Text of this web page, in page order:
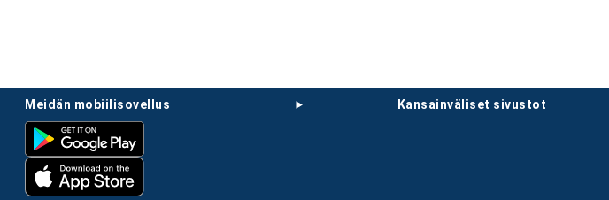
kansainväliset sivustot
meidän mobiilisovellus